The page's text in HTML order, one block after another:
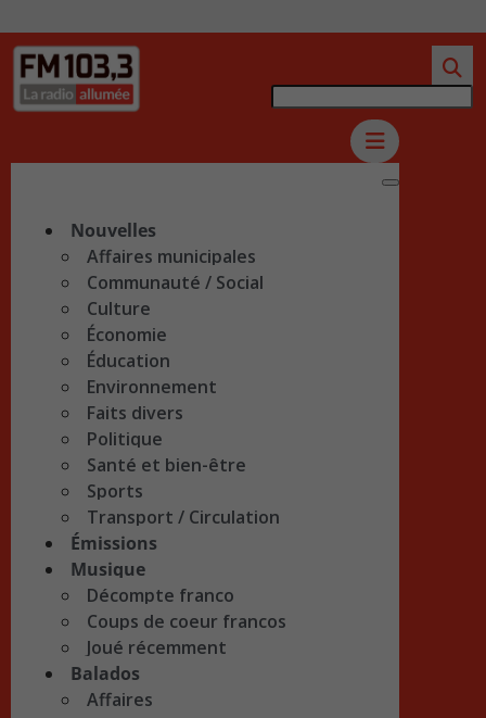
Nouvelles
Affaires municipales
Communauté / Social
Culture
Économie
Éducation
Environnement
Faits divers
Politique
Santé et bien-être
Sports
Transport / Circulation
Émissions
Musique
Décompte franco
Coups de coeur francos
Joué récemment
Balados
Affaires